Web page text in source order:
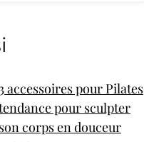
3 accessoires pour Pilates
pour sculpter
son corps en douceur